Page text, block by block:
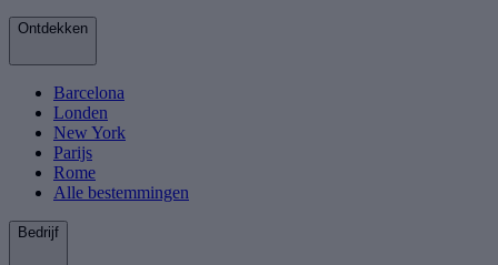
Ontdekken
Barcelona
Londen
New York
Parijs
Rome
Alle bestemmingen
Bedrijf